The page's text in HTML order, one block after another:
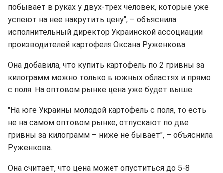
побывает в руках у двух-трех человек, которые уже
успеют на нее накрутить цену", – объяснила
исполнительный директор Украинской ассоциации
производителей картофеля Оксана Руженкова.
Она добавила, что купить картофель по 2 гривны за
килограмм можно только в южных областях и прямо
с поля. На оптовом рынке цена уже будет выше.
"На юге Украины молодой картофель с поля, то есть
не на самом оптовом рынке, отпускают по две
гривны за килограмм – ниже не бывает", – объяснила
Руженкова.
Она считает, что цена может опуститься до 5-8